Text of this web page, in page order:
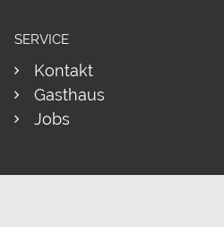
SERVICE
Kontakt
Gasthaus
Jobs